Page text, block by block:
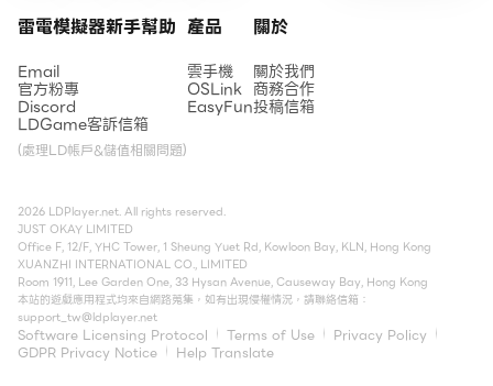
雷電模擬器新手幫助
Email
官方粉專
Discord
LDGame客訴信箱
(處理LD帳戶&儲值相關問題)
產品
雲手機
OSLink
EasyFun
關於
關於我們
商務合作
投稿信箱
2026 LDPlayer.net. All rights reserved.
JUST OKAY LIMITED
Office F, 12/F, YHC Tower, 1 Sheung Yuet Rd, Kowloon Bay, KLN, Hong Kong
XUANZHI INTERNATIONAL CO., LIMITED
Room 1911, Lee Garden One, 33 Hysan Avenue, Causeway Bay, Hong Kong
本站的遊戲應用程式均來自網路蒐集，如有出現侵權情況，請聯絡信箱：
support_tw@ldplayer.net
Software Licensing Protocol Terms of Use
Privacy Policy
GDPR Privacy Notice
Help Translate